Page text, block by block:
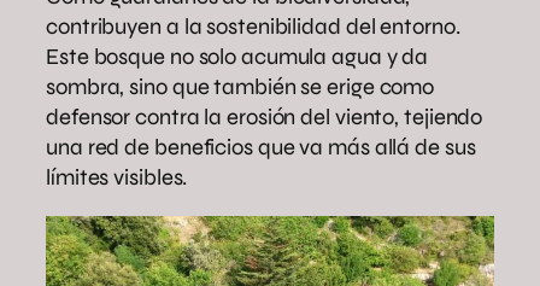
contribuyen a la sostenibilidad del entorno.
Este bosque no solo acumula agua y da
sombra, sino que también se erige como
defensor contra la erosión del viento, tejiendo
una red de beneficios que va más allá de sus
límites visibles.